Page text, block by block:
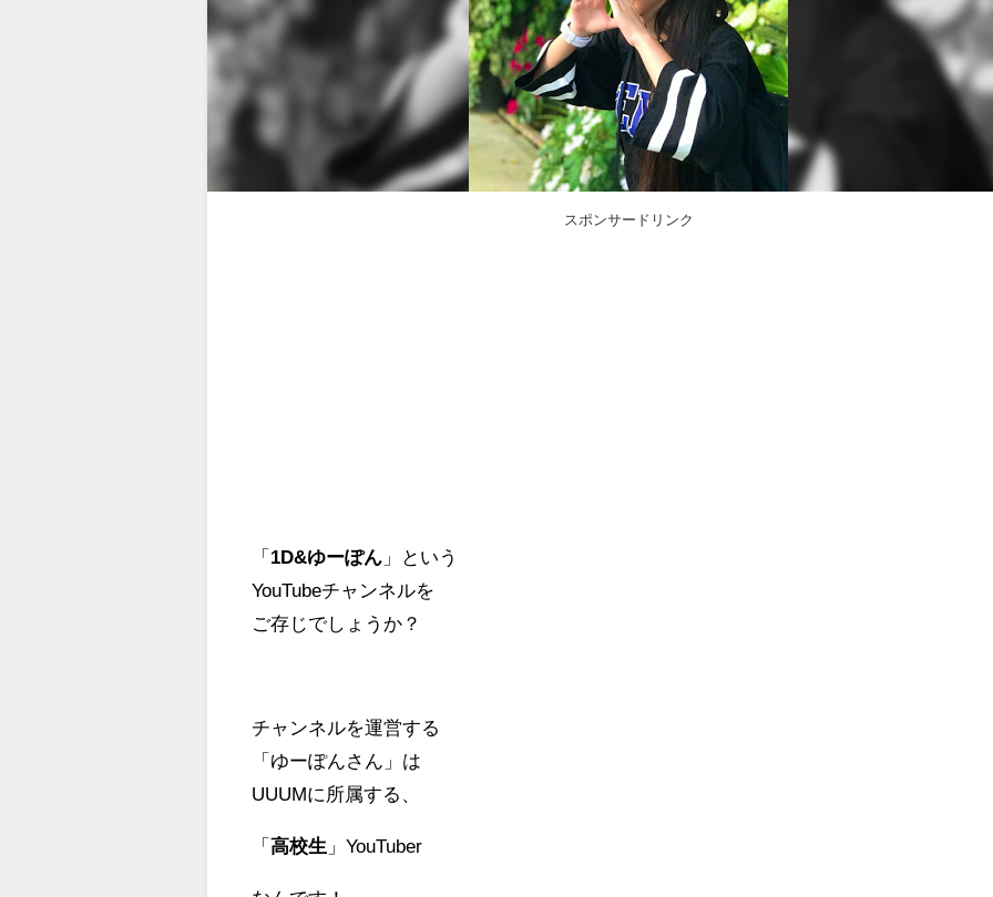
スポンサードリンク
「 1D&ゆーぽん 」という
YouTubeチャンネルを
ご存じでしょうか？
チャンネルを運営する
「ゆーぽんさん」は
UUUMに所属する、
「高校生 」YouTuber